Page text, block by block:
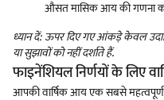
औसत मासिक आय की गणना
ध्यान दें: ऊपर दिए गए आंकड़े केवल
या सुझावों को नहीं दर्शाते हैं.
फाइनेंशियल निर्णयों के लिए
आपकी वार्षिक आय एक सबसे